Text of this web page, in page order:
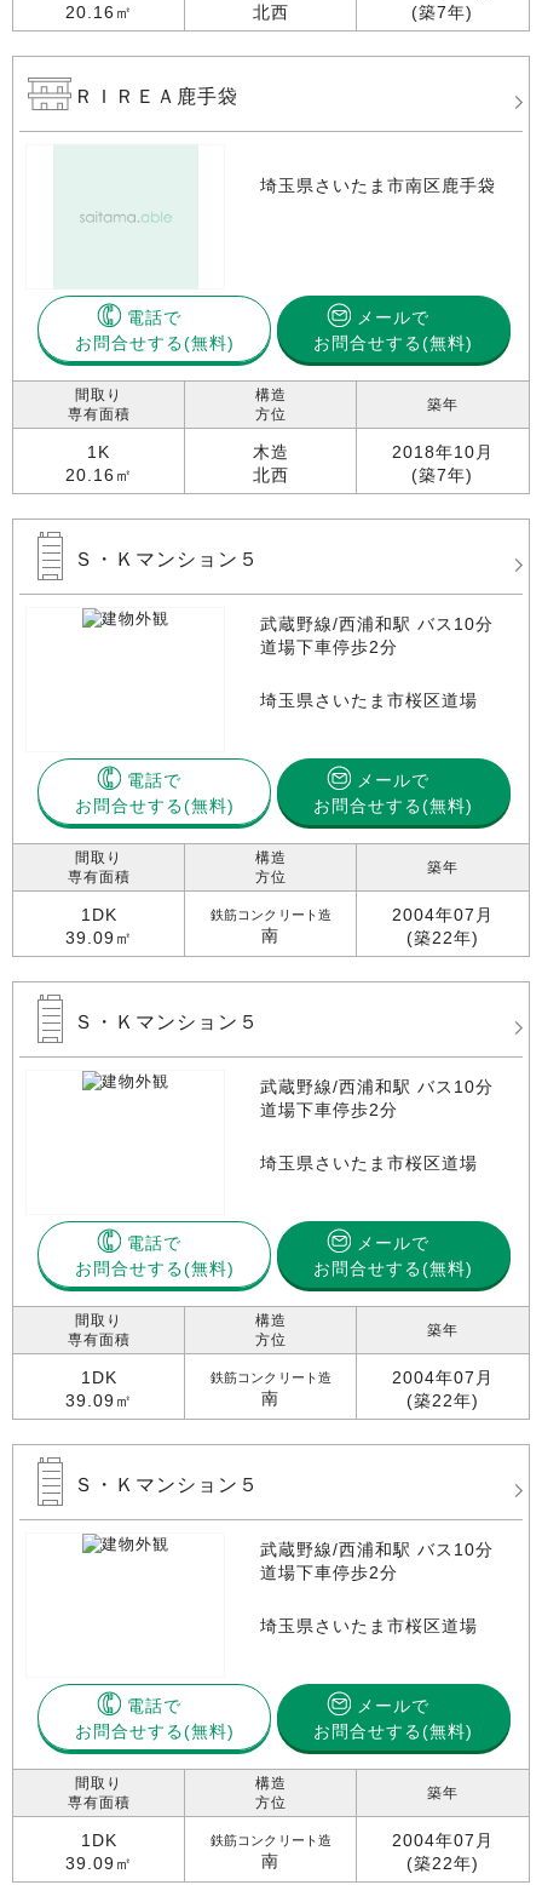
20.16㎡
北西
(築7年)
ＲＩＲＥＡ鹿手袋
埼玉県さいたま市南区鹿手袋
電話で
お問合せする
メールで
お問合せする(無料)
間取り
専有面積
1K
20.16㎡
構造
方位
木造
北西
築年
2018年10月
(築7年)
Ｓ・Ｋマンション５
武蔵野線/西浦和駅 バス10分
道場下車停歩2分
埼玉県さいたま市桜区道場
電話で
お問合せする
メールで
お問合せする(無料)
間取り
専有面積
1DK
39.09㎡
構造
方位
鉄筋コンクリート造
南
築年
2004年07月
(築22年)
Ｓ・Ｋマンション５
武蔵野線/西浦和駅 バス10分
道場下車停歩2分
埼玉県さいたま市桜区道場
電話で
お問合せする
メールで
お問合せする(無料)
間取り
専有面積
1DK
39.09㎡
構造
方位
鉄筋コンクリート造
南
築年
2004年07月
(築22年)
Ｓ・Ｋマンション５
武蔵野線/西浦和駅 バス10分
道場下車停歩2分
埼玉県さいたま市桜区道場
電話で
お問合せする
メールで
お問合せする(無料)
間取り
専有面積
1DK
39.09㎡
構造
方位
鉄筋コンクリート造
南
築年
2004年07月
(築22年)